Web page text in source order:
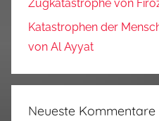
Zugkatastrophe von
Katastrophen der
von Al Ayyat
Neueste Kommentare